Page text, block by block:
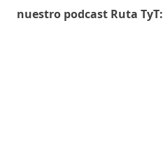
nuestro podcast Ruta TyT: